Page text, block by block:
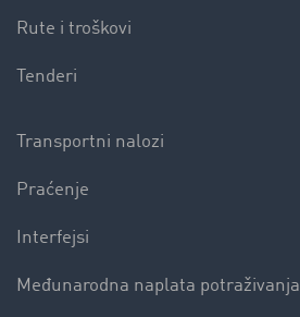
Rute i troškovi
Tenderi
Transportni nalozi
Praćenje
Interfejsi
Međunarodna naplata potraživanja